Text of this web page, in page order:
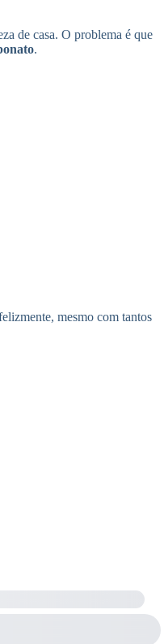
de casa. O problema é que
.
mesmo com tantos